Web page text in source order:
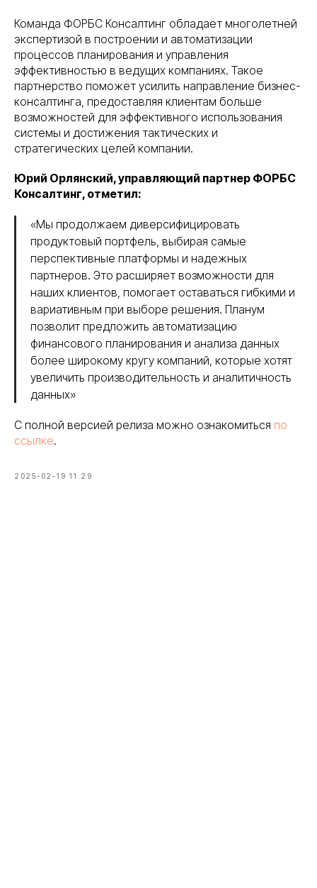
Команда ФОРБС Консалтинг обладает многолетней
экспертизой в построении и автоматизации
процессов планирования и управления
эффективностью в ведущих компаниях. Такое
партнерство поможет усилить направление бизнес-
консалтинга, предоставляя клиентам больше
возможностей для эффективного использования
системы и достижения тактических и
стратегических целей компании.
Юрий Орлянский, управляющий партнер ФОРБС
Консалтинг, отметил:
«Мы продолжаем диверсифицировать
продуктовый портфель, выбирая самые
перспективные платформы и надежных
партнеров. Это расширяет возможности для
наших клиентов, помогает оставаться гибкими и
вариативным при выборе решения. Планум
позволит предложить автоматизацию
финансового планирования и анализа данных
более широкому кругу компаний, которые хотят
увеличить производительность и аналитичность
данных»
С полной версией релиза можно ознакомиться по
ссылке.
2025-02-19 11:29